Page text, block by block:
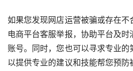
如果您发现网店运营被骗或存在
电商平台客服举报，协助平台及
账号。同时，您也可以寻求专业
以提供专业的建议和技能帮您预